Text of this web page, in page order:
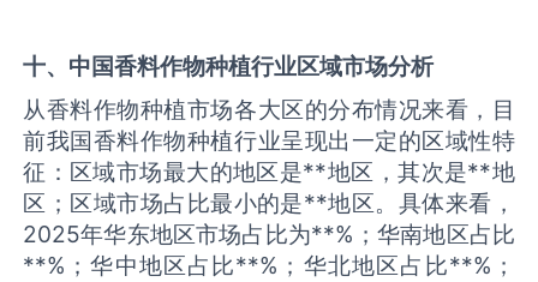
十、中国香料作物种植行业区域市场分析
从香料作物种植市场各大区的分布情况来看，目
前我国香料作物种植行业呈现出一定的区域性特
征：区域市场最大的地区是**地区，其次是**地
区；区域市场占比最小的是**地区。具体来看，
2025年华东地区市场占比为**%；华南地区占比
**%；华中地区占比**%；华北地区占比**%；